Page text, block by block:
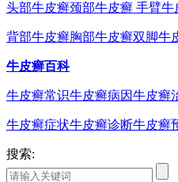
头部牛皮癣颈部牛皮癣 手臂牛
背部牛皮癣胸部牛皮癣双脚牛
牛皮癣百科
牛皮癣常识牛皮癣病因牛皮癣
牛皮癣症状牛皮癣诊断牛皮癣
搜索: